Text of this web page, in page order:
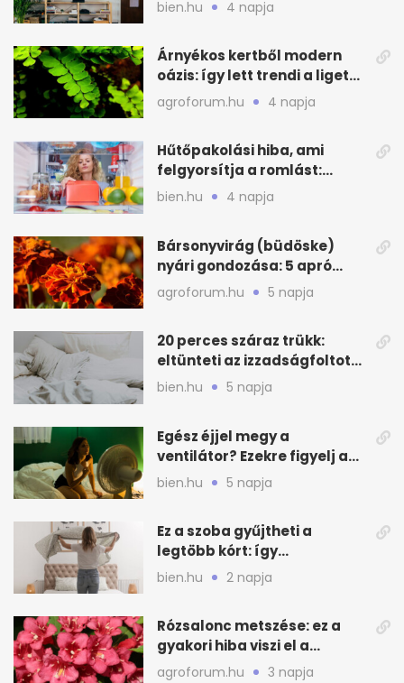
bien.hu 4 napja
Árnyékos kertből modern
oázis: így lett trendi a ligetes
zöld
agroforum.hu 4 napja
Hűtőpakolási hiba, ami
felgyorsítja a romlást:
zónákra figyelj
bien.hu 4 napja
Bársonyvirág (büdöske)
nyári gondozása: 5 apró
lépés a dús virágzásért
agroforum.hu 5 napja
20 perces száraz trükk:
eltünteti az izzadságfoltot
és a szagot a matracról
bien.hu 5 napja
Egész éjjel megy a
ventilátor? Ezekre figyelj a
hőségben alvásnál
bien.hu 5 napja
Ez a szoba gyűjtheti a
legtöbb kórt: így
mélytisztítsd otthon
bien.hu 2 napja
Rózsalonc metszése: ez a
gyakori hiba viszi el a
virágzást
agroforum.hu 3 napja